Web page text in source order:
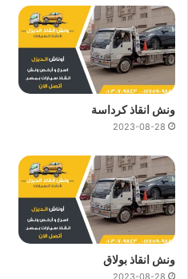
ونش انقاذ كرداسة
2023-08-28
ونش انقاذ بولاق